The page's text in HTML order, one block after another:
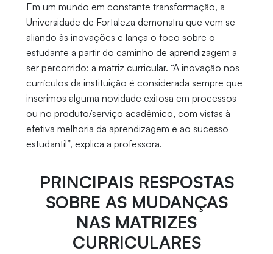
Em um mundo em constante transformação, a
Universidade de Fortaleza demonstra que vem se
aliando às inovações e lança o foco sobre o
estudante a partir do caminho de aprendizagem a
ser percorrido: a matriz curricular. “A inovação nos
currículos da instituição é considerada sempre que
inserimos alguma novidade exitosa em processos
ou no produto/serviço acadêmico, com vistas à
efetiva melhoria da aprendizagem e ao sucesso
estudantil”, explica a professora.
PRINCIPAIS RESPOSTAS
SOBRE AS MUDANÇAS
NAS MATRIZES
CURRICULARES